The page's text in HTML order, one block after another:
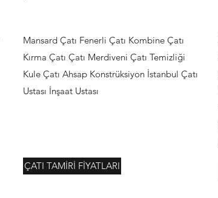
Mansard Çatı Fenerli Çatı Kombine Çatı
Kırma Çatı Çatı Merdiveni Çatı Temizliği
Kule Çatı Ahsap Konstrüksiyon İstanbul Çatı
Ustası İnşaat Ustası
ÇATI TAMİRİ FİYATLARI